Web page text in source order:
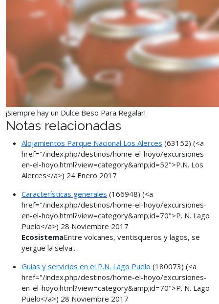
¡Siempre hay un Dulce Beso Para Regalar!
Notas relacionadas
Alojamientos Parque Nacional Los Alerces (63152) (<a
href="/index.php/destinos/home-el-hoyo/excursiones-
en-el-hoyo.html?view=category&amp;id=52">P.N. Los
Alerces</a>) 24 Enero 2017
Características generales (166948) (<a
href="/index.php/destinos/home-el-hoyo/excursiones-
en-el-hoyo.html?view=category&amp;id=70">P. N. Lago
Puelo</a>) 28 Noviembre 2017
EcosistemaEntre volcanes, ventisqueros y lagos, se
yergue la selva...
Guías y servicios en el P.N. Lago Puelo (180073) (<a
href="/index.php/destinos/home-el-hoyo/excursiones-
en-el-hoyo.html?view=category&amp;id=70">P. N. Lago
Puelo</a>) 28 Noviembre 2017